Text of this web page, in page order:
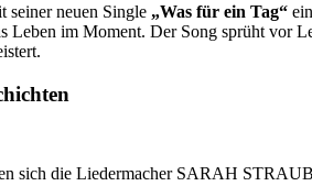
seiner neuen Single „Was für ein Tag“
Leben im Moment. Der Song sprüht
sich die Liedermacher SARAH